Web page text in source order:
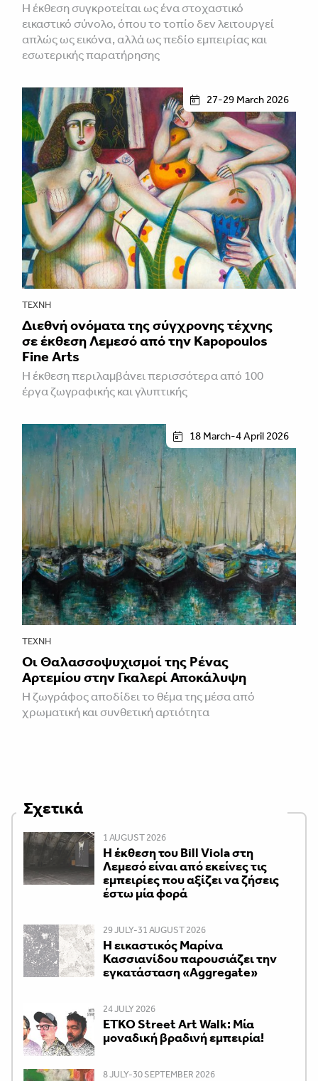
Η έκθεση συγκροτείται ως ένα στοχαστικό
εικαστικό σύνολο, όπου το τοπίο δεν λειτουργεί
απλώς ως εικόνα, αλλά ως πεδίο εμπειρίας και
εσωτερικής παρατήρησης
27-29 March 2026
ΤΈΧΝΗ
Διεθνή ονόματα της σύγχρονης τέχνης
σε έκθεση Λεμεσό από την Kapopoulos
Fine Arts
Η έκθεση περιλαμβάνει περισσότερα από 100
έργα ζωγραφικής και γλυπτικής
18 March-4 April 2026
ΤΈΧΝΗ
Οι Θαλασσοψυχισμοί της Ρένας
Αρτεμίου στην Γκαλερί Αποκάλυψη
Η ζωγράφος αποδίδει το θέμα της μέσα από
χρωματική και συνθετική αρτιότητα
Σχετικά
1 AUGUST 2026
Η έκθεση του Bill Viola στη
Λεμεσό είναι από εκείνες τις
εμπειρίες που αξίζει να ζήσεις
έστω μία φορά
29 JULY-31 AUGUST 2026
Η εικαστικός Μαρίνα
Κασσιανίδου παρουσιάζει την
εγκατάσταση «Aggregate»
24 JULY 2026
ETKO Street Art Walk: Μία
μοναδική βραδινή εμπειρία!
8 JULY-30 SEPTEMBER 2026